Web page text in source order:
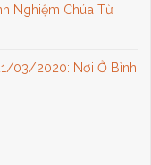
Nghiệm Chúa Từ
03/2020: Nơi Ở Bình